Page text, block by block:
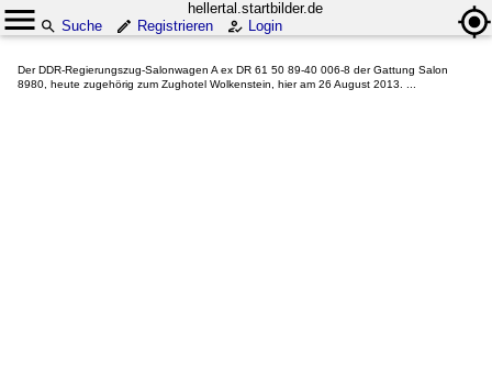
hellertal.startbilder.de
Suche
Registrieren Login
Der DDR-Regierungszug-Salonwagen A ex DR 61 50 89-40 006-8 der Gattung Salon
8980, heute zugehörig zum Zughotel Wolkenstein, hier am 26 August 2013. ...